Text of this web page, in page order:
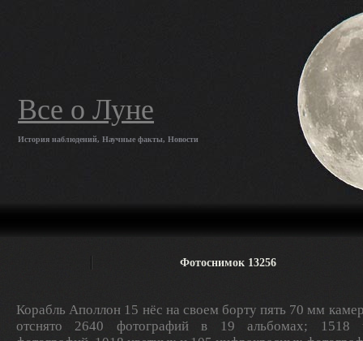
Все о Луне
История наблюдений, Научные факты, Новости
Фотоснимок 13256
Корабль Аполлон 15 нёс на своем борту пять 70 мм
отснято 2640 фотографий в 19 альбомах; 1518